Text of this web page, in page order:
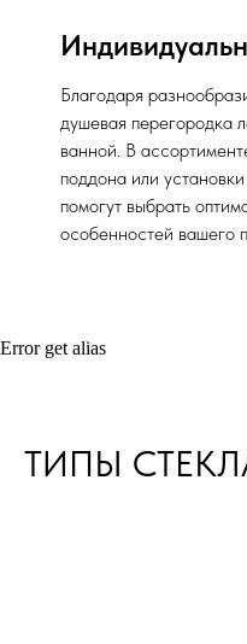
Благодаря
душевая перегородка
ванной. В
поддона или
помогут выбрать
особенностей вашего
Error get alias
ТИПЫ